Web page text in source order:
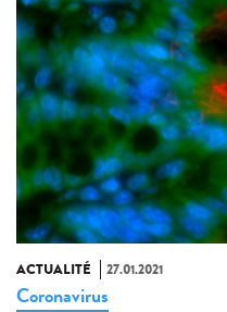
ACTUALITÉ 27.01.2021
Coronavirus